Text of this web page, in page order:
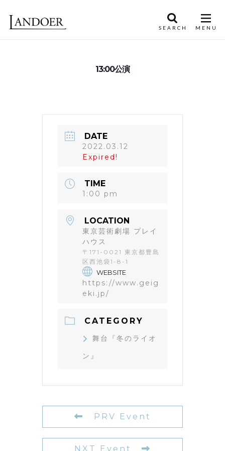
13:00公演
DATE
2022.03.12
Expired!
TIME
1:00 pm
LOCATION
東京芸術劇場 プレイ
ハウス
〒171-0021 東京都豊島
区西池袋1-8-1
WEBSITE
https://www.geig
eki.jp/
CATEGORY
舞台『冬のライオ
ン』
PRV Event
NXT Event